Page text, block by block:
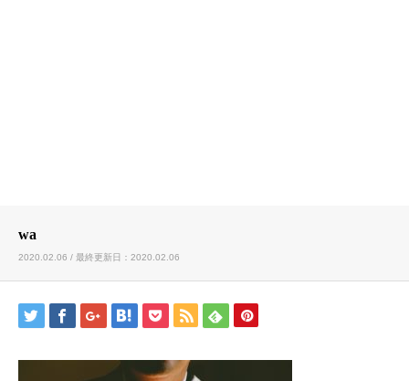
wa
2020.02.06 / 最終更新日：2020.02.06